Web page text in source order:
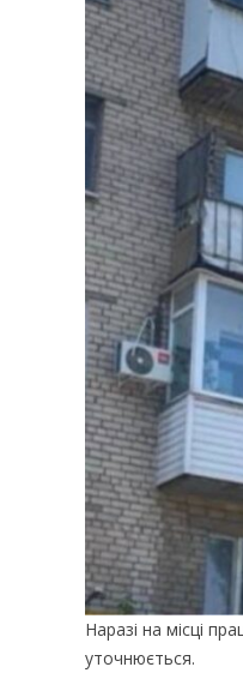
Наразі на місці
уточнюється.